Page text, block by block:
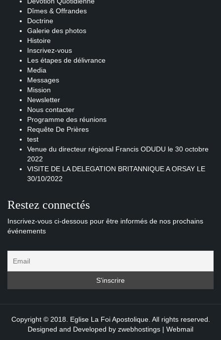
Dîmes & Offrandes
Doctrine
Galerie des photos
Histoire
Inscrivez-vous
Les étapes de délivrance
Media
Messages
Mission
Newsletter
Nous contacter
Programme des réunions
Requête De Prières
test
Venue du directeur régional Francis ODUDU le 30 octobre
2022
VISITE DE LA DELEGATION BRITANNIQUE A ORSAY LE
30/10/2022
Restez connectés
Inscrivez-vous ci-dessous pour être informés de nos prochains
événements
Copyright © 2018. Eglise La Foi Apostolique. All rights reserved.
Designed and Developed by zwebhostings | Webmail